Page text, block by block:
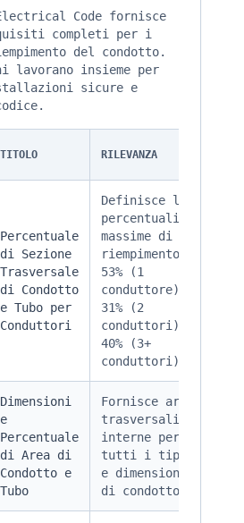
Code fornisce
completi per i
del condotto.
lavorano insieme per
sicure e
TITOLO RILEVANZA
Percentuale
di Sezione
Trasversale
di Condotto
e Tubo per
Conduttori
Definisce le
percentuali
massime di
riempimento:
53% (1
conduttore),
31% (2
conduttori),
40% (3+
conduttori)
Dimensioni
e
Percentuale
di Area di
Condotto e
Tubo
Fornisce aree
trasversali
interne per
tutti i tipi
e dimensioni
di condotto